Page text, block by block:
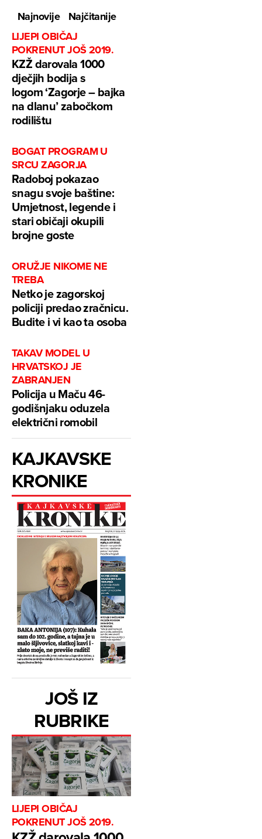
Najnovije
Najčitanije
LIJEPI OBIČAJ
POKRENUT JOŠ 2019.
KZŽ darovala 1000
dječjih bodija s
logom ‘Zagorje – bajka
na dlanu’ zabočkom
rodilištu
BOGAT PROGRAM U
SRCU ZAGORJA
Radoboj pokazao
snagu svoje baštine:
Umjetnost, legende i
stari običaji okupili
brojne goste
ORUŽJE NIKOME NE
TREBA
Netko je zagorskoj
policiji predao zračnicu.
Budite i vi kao ta osoba
TAKAV MODEL U
HRVATSKOJ JE
ZABRANJEN
Policija u Maču 46-
godišnjaku oduzela
električni romobil
KAJKAVSKE
KRONIKE
JOŠ IZ
RUBRIKE
LIJEPI OBIČAJ
POKRENUT JOŠ 2019.